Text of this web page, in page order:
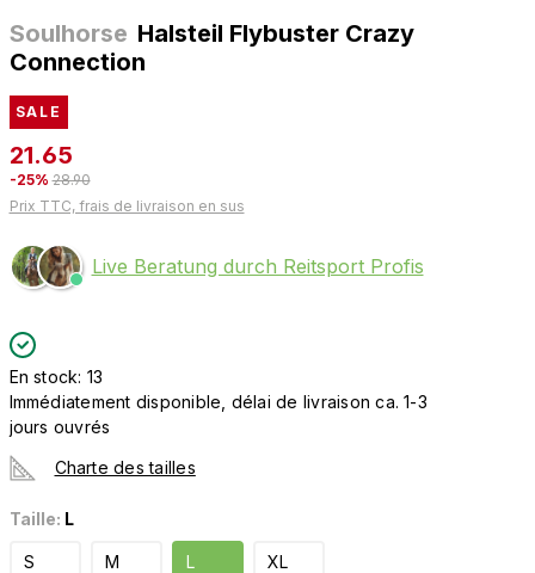
Soulhorse Halsteil Flybuster Crazy
Connection
SALE
21.65
-25% 28.90
Prix TTC, frais de livraison en sus
Live Beratung durch Reitsport Profis
En stock: 13
Immédiatement disponible, délai de livraison ca. 1-3
jours ouvrés
Charte des tailles
Taille: L
S M L XL